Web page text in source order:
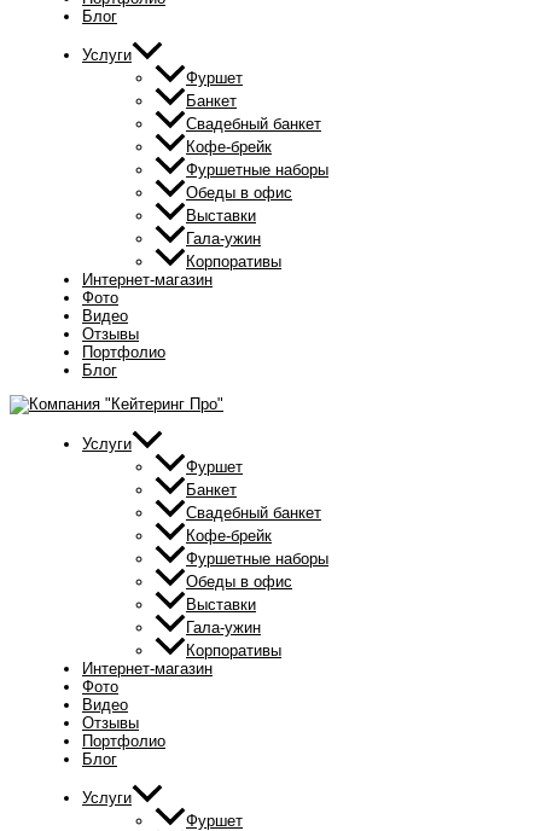
Блог
Услуги
Фуршет
Банкет
Свадебный банкет
Кофе-брейк
Фуршетные наборы
Обеды в офис
Выставки
Гала-ужин
Корпоративы
Интернет-магазин
Фото
Видео
Отзывы
Портфолио
Блог
Услуги
Фуршет
Банкет
Свадебный банкет
Кофе-брейк
Фуршетные наборы
Обеды в офис
Выставки
Гала-ужин
Корпоративы
Интернет-магазин
Фото
Видео
Отзывы
Портфолио
Блог
Услуги
Фуршет